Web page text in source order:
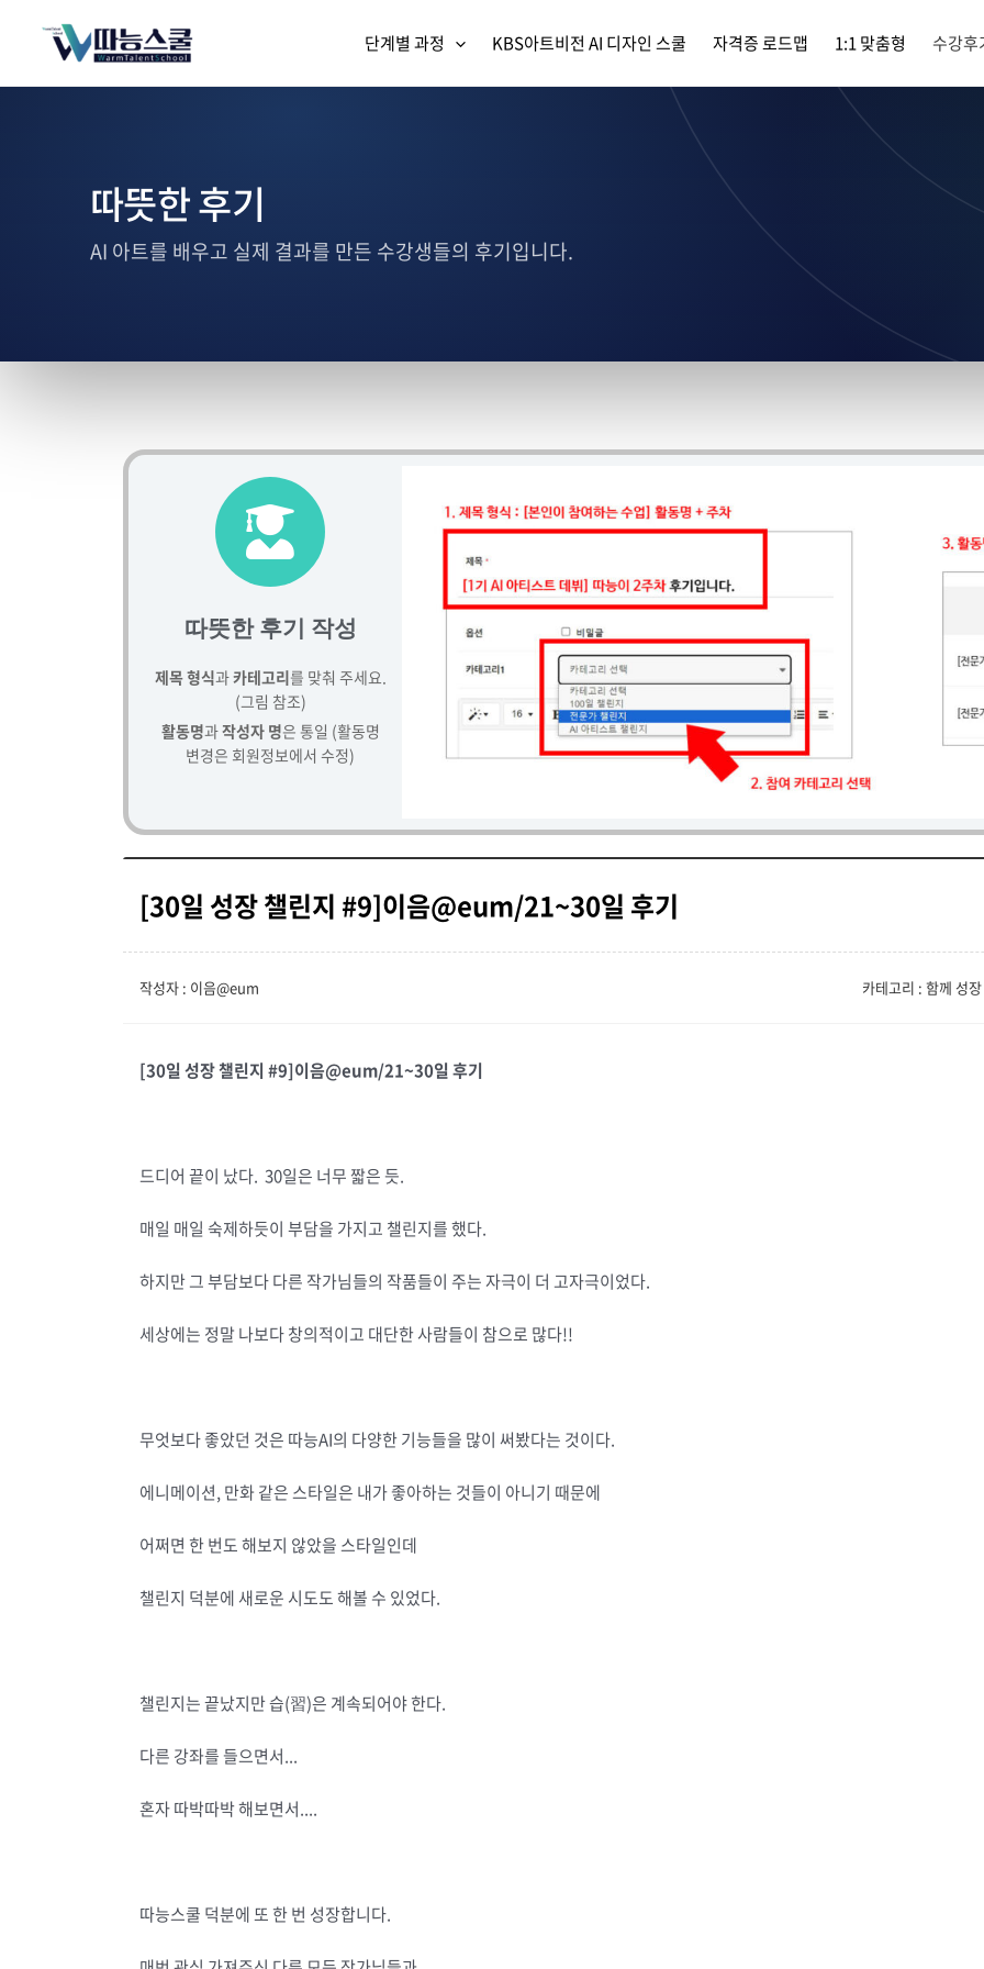
단계별 과정 KBS아트비전 AI 디자인 스쿨 자격증 로드맵 1:1 맞춤형 수강후
따뜻한 후기
AI 아트를 배우고 실제 결과를 만든 수강생들의 후기입니다.
따뜻한 후기 작성
제목 형식과카테고리를 맞춰 주세요.
(그림 참조)
활동명과작성자 명은 통일 (활동명
변경은 회원정보에서 수정)
[30일 성장 챌린지 #9]이음@eum/21~30일 후기
작성자 : 이음@eum 카테고리 : 함께 성
[30일 성장 챌린지 #9]이음@eum/21~30일 후기
드디어 끝이 났다. 30일은 너무 짧은 듯.
매일 매일 숙제하듯이 부담을 가지고 챌린지를 했다.
하지만 그 부담보다 다른 작가님들의 작품들이 주는 자극이 더 고자극이었다.
세상에는 정말 나보다 창의적이고 대단한 사람들이 참으로 많다!!
무엇보다 좋았던 것은 따능AI의 다양한 기능들을 많이 써봤다는 것이다.
에니메이션, 만화 같은 스타일은 내가 좋아하는 것들이 아니기 때문에
어쩌면 한 번도 해보지 않았을 스타일인데
챌린지 덕분에 새로운 시도도 해볼 수 있었다.
챌린지는 끝났지만 습(習)은 계속되어야 한다.
다른 강좌를 들으면서...
혼자 따박따박 해보면서....
따능스쿨 덕분에 또 한 번 성장합니다.